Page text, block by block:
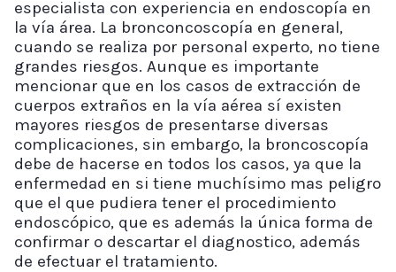
especialista con experiencia en endoscopía en
la vía área. La bronconcoscopía en general,
cuando se realiza por personal experto, no tiene
grandes riesgos. Aunque es importante
mencionar que en los casos de extracción de
cuerpos extraños en la vía aérea sí existen
mayores riesgos de presentarse diversas
complicaciones, sin embargo, la broncoscopía
debe de hacerse en todos los casos, ya que la
enfermedad en si tiene muchísimo mas peligro
que el que pudiera tener el procedimiento
endoscópico, que es además la única forma de
confirmar o descartar el diagnostico, además
de efectuar el tratamiento.